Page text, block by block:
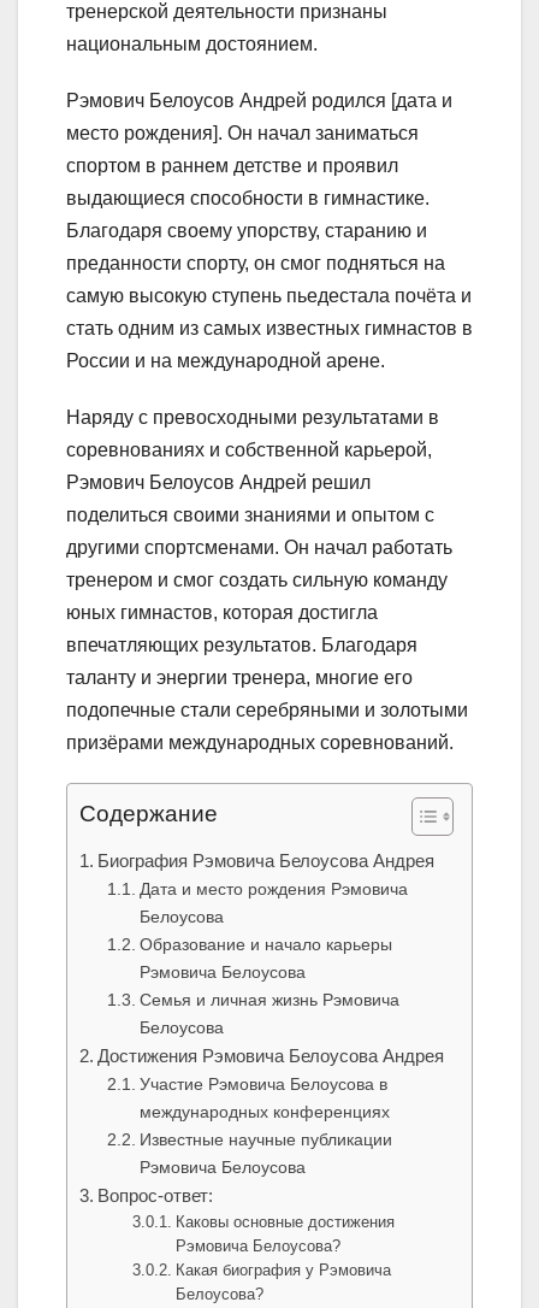
тренерской деятельности признаны
национальным достоянием.
Рэмович Белоусов Андрей родился [дата и
место рождения]. Он начал заниматься
спортом в раннем детстве и проявил
выдающиеся способности в гимнастике.
Благодаря своему упорству, старанию и
преданности спорту, он смог подняться на
самую высокую ступень пьедестала почёта и
стать одним из самых известных гимнастов в
России и на международной арене.
Наряду с превосходными результатами в
соревнованиях и собственной карьерой,
Рэмович Белоусов Андрей решил
поделиться своими знаниями и опытом с
другими спортсменами. Он начал работать
тренером и смог создать сильную команду
юных гимнастов, которая достигла
впечатляющих результатов. Благодаря
таланту и энергии тренера, многие его
подопечные стали серебряными и золотыми
призёрами международных соревнований.
Содержание
Биография Рэмовича Белоусова Андрея
Дата и место рождения Рэмовича
Белоусова
Образование и начало карьеры
Рэмовича Белоусова
Семья и личная жизнь Рэмовича
Белоусова
Достижения Рэмовича Белоусова Андрея
Участие Рэмовича Белоусова в
международных конференциях
Известные научные публикации
Рэмовича Белоусова
Вопрос-ответ:
Каковы основные достижения
Рэмовича Белоусова?
Какая биография у Рэмовича
Белоусова?